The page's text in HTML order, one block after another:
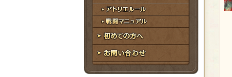
シナリオルール
アトリエルール
戦闘マニュアル
初めての方へ
お問い合わせ